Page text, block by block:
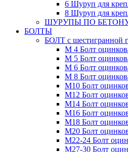
6 Шуруп для
8 Шуруп для
ШУРУПЫ ПО
БОЛТЫ
БОЛТ с шестигранной
М 4 Болт
М 5 Болт
М 6 Болт
М 8 Болт
М10 Болт
М12 Болт
М14 Болт
М16 Болт
М18 Болт
М20 Болт
М22-24 Болт
М27-30 Болт